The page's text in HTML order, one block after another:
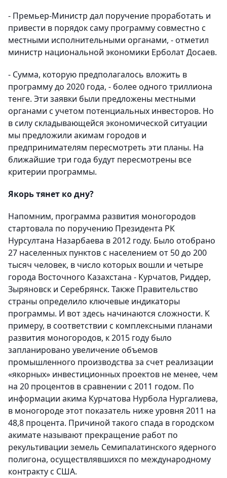
- Премьер-Министр дал поручение проработать и
привести в порядок саму программу совместно с
местными исполнительными органами, - отметил
министр национальной экономики Ерболат Досаев.
- Сумма, которую предполагалось вложить в
программу до 2020 года, - более одного триллиона
тенге. Эти заявки были предложены местными
органами с учетом потенциальных инвесторов. Но
в силу складывающейся экономической ситуации
мы предложили акимам городов и
предпринимателям пересмотреть эти планы. На
ближайшие три года будут пересмотрены все
критерии программы.
Якорь тянет ко дну?
Напомним, программа развития моногородов
стартовала по поручению Президента РК
Нурсултана Назарбаева в 2012 году. Было отобрано
27 населенных пунктов с населением от 50 до 200
тысяч человек, в число которых вошли и четыре
города Восточного Казахстана - Курчатов, Риддер,
Зыряновск и Серебрянск. Также Правительство
страны определило ключевые индикаторы
программы. И вот здесь начинаются сложности. К
примеру, в соответствии с комплексными планами
развития моногородов, к 2015 году было
запланировано увеличение объемов
промышленного производства за счет реализации
«якорных» инвестиционных проектов не менее, чем
на 20 процентов в сравнении с 2011 годом. По
информации акима Курчатова Нурбола Нургалиева,
в моногороде этот показатель ниже уровня 2011 на
48,8 процента. Причиной такого спада в городском
акимате называют прекращение работ по
рекультивации земель Семипалатинского ядерного
полигона, осуществлявшихся по международному
контракту с США.